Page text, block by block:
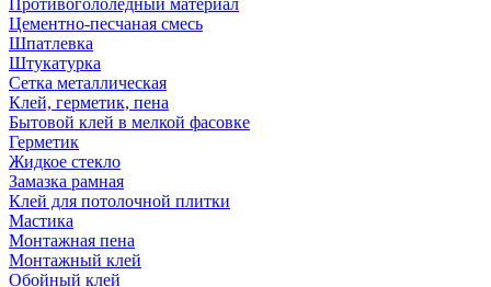
Противогололедный материал
Цементно-песчаная смесь
Шпатлевка
Штукатурка
Сетка металлическая
Клей, герметик, пена
Бытовой клей в мелкой фасовке
Герметик
Жидкое стекло
Замазка рамная
Клей для потолочной плитки
Мастика
Монтажная пена
Монтажный клей
Обойный клей